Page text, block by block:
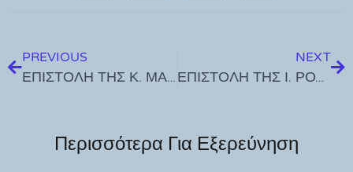
PREVIOUS
ΕΠΙΣΤΟΛΗ ΤΗΣ Κ. ΜΑΚΡΗ ΣΤΟ ΠΡΟΕΔΡΟ ΤΟΥ ΔΗΜ. Σ/ΛΙΟΥ ΓΙΑ ΤΗΝ ΜΗ ΣΥΜΜΕΤΟΧΗ ΤΗΣ ΛΑΪΚΗΣ ΣΥΣΠΕΙΡΩΣΗΣ ΣΤΗΝ ΣΗΜΕΡΙΝΗ ΣΥΝΕΔΡΙΑΣΗ
NEXT
ΕΠΙΣΤΟΛΗ ΤΗΣ Ι. ΡΟΥΦΑ ΠΡΟΣ ΤΟΝ ΠΡΟΕΔΡΟ ΤΟΥ Δ.Σ: ΑΝΑΛΑΒΕΤΕ ΤΙΣ ΕΥΘΥΝΕΣ ΣΑΣ
Περισσότερα Για Εξερεύνηση